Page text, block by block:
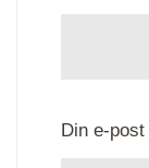
Din e-